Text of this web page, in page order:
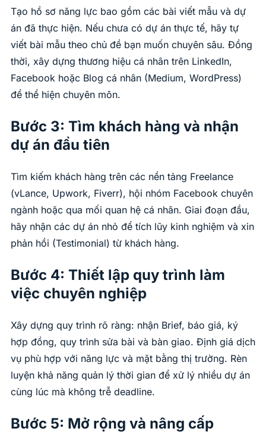
Tạo hồ sơ năng lực bao gồm các bài viết mẫu và dự
án đã thực hiện. Nếu chưa có dự án thực tế, hãy tự
viết bài mẫu theo chủ đề bạn muốn chuyên sâu. Đồng
thời, xây dựng thương hiệu cá nhân trên LinkedIn,
Facebook hoặc Blog cá nhân (Medium, WordPress)
để thể hiện chuyên môn.
Bước 3: Tìm khách hàng và nhận
dự án đầu tiên
Tìm kiếm khách hàng trên các nền tảng Freelance
(vLance, Upwork, Fiverr), hội nhóm Facebook chuyên
ngành hoặc qua mối quan hệ cá nhân. Giai đoạn đầu,
hãy nhận các dự án nhỏ để tích lũy kinh nghiệm và xin
phản hồi (Testimonial) từ khách hàng.
Bước 4: Thiết lập quy trình làm
việc chuyên nghiệp
Xây dựng quy trình rõ ràng: nhận Brief, báo giá, ký
hợp đồng, quy trình sửa bài và bàn giao. Định giá dịch
vụ phù hợp với năng lực và mặt bằng thị trường. Rèn
luyện khả năng quản lý thời gian để xử lý nhiều dự án
cùng lúc mà không trễ deadline.
Bước 5: Mở rộng và nâng cấp